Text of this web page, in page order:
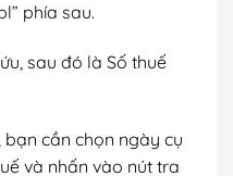
phía sau.
sau đó là Số thuế
cần chọn ngày cụ
và nhấn vào nút tra